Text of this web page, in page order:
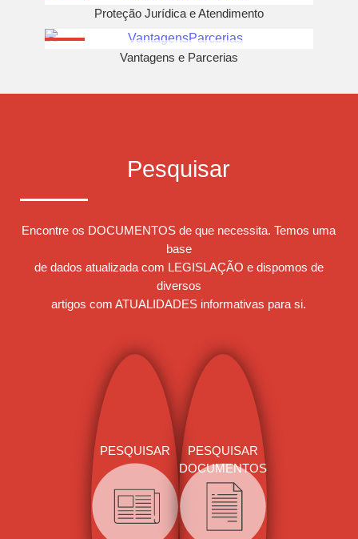
Proteção Jurídica e Atendimento
Vantagens e Parcerias
Pesquisar
Encontre os DOCUMENTOS de que necessita. Temos uma
base
de dados atualizada com LEGISLAÇÃO e dispomos de
diversos
artigos com ATUALIDADES informativas para si.
PESQUISAR
PESQUISAR
DOCUMENTOS